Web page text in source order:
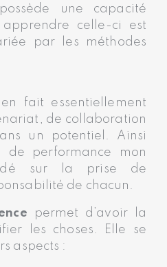
une capacité
celle-ci est
par les méthodes
fait essentiellement
de collaboration
un potentiel. Ainsi
de performance mon
sur la prise de
de chacun.
permet d’avoir la
les choses. Elle se
aspects :